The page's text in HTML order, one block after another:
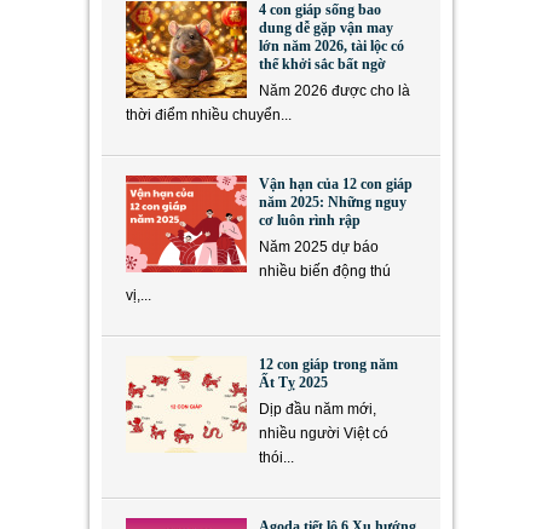
4 con giáp sống bao
dung dễ gặp vận may
lớn năm 2026, tài lộc có
thể khởi sắc bất ngờ
Năm 2026 được cho là
thời điểm nhiều chuyển...
Vận hạn của 12 con giáp
năm 2025: Những nguy
cơ luôn rình rập
Năm 2025 dự báo
nhiều biến động thú
vị,...
12 con giáp trong năm
Ất Tỵ 2025
Dịp đầu năm mới,
nhiều người Việt có
thói...